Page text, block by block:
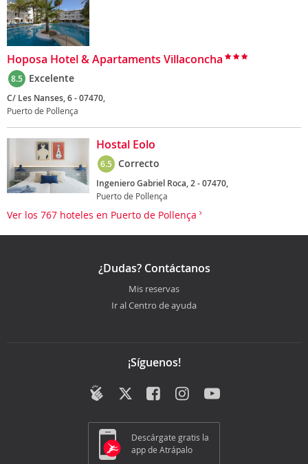
Hoposa Hotel & Apartaments Villaconcha
8.5 Excelente
C/ Les Nanses, 6 - 07470,
Puerto de Pollença
Hostal Eolo
6.5 Correcto
Ingeniero Gabriel Roca, 2 - 07470,
Puerto de Pollença
Ver los 767 hoteles en Puerto de Pollença
¿Dudas? Contáctanos
Mis reservas
Ir al Centro de ayuda
¡Síguenos!
Descárgate gratis la
app de Atrápalo